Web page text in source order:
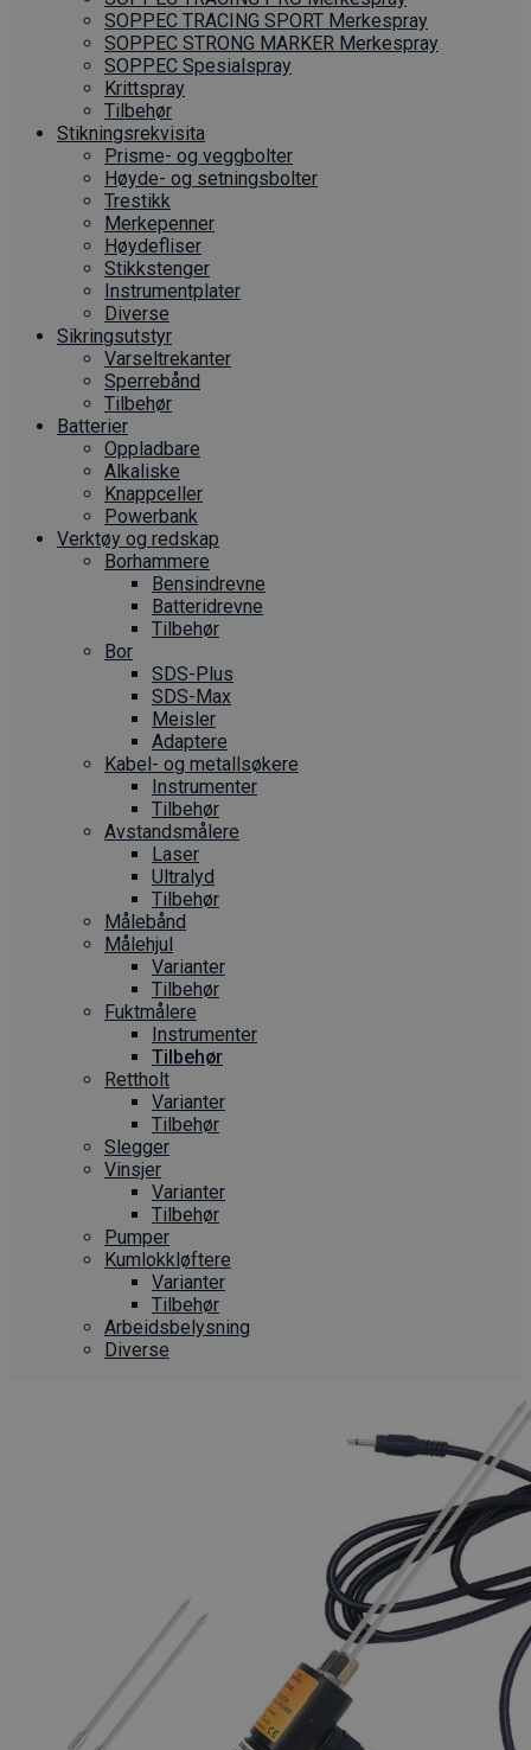
SOPPEC TRACING SPORT Merkespray
SOPPEC STRONG MARKER Merkespray
SOPPEC Spesialspray
Krittspray
Tilbehør
Stikningsrekvisita
Prisme- og veggbolter
Høyde- og setningsbolter
Trestikk
Merkepenner
Høydefliser
Stikkstenger
Instrumentplater
Diverse
Sikringsutstyr
Varseltrekanter
Sperrebånd
Tilbehør
Batterier
Oppladbare
Alkaliske
Knappceller
Powerbank
Verktøy og redskap
Borhammere
Bensindrevne
Batteridrevne
Tilbehør
Bor
SDS-Plus
SDS-Max
Meisler
Adaptere
Kabel- og metallsøkere
Instrumenter
Tilbehør
Avstandsmålere
Laser
Ultralyd
Tilbehør
Målebånd
Målehjul
Varianter
Tilbehør
Fuktmålere
Instrumenter
Tilbehør
Rettholt
Varianter
Tilbehør
Slegger
Vinsjer
Varianter
Tilbehør
Pumper
Kumlokkløftere
Varianter
Tilbehør
Arbeidsbelysning
Diverse